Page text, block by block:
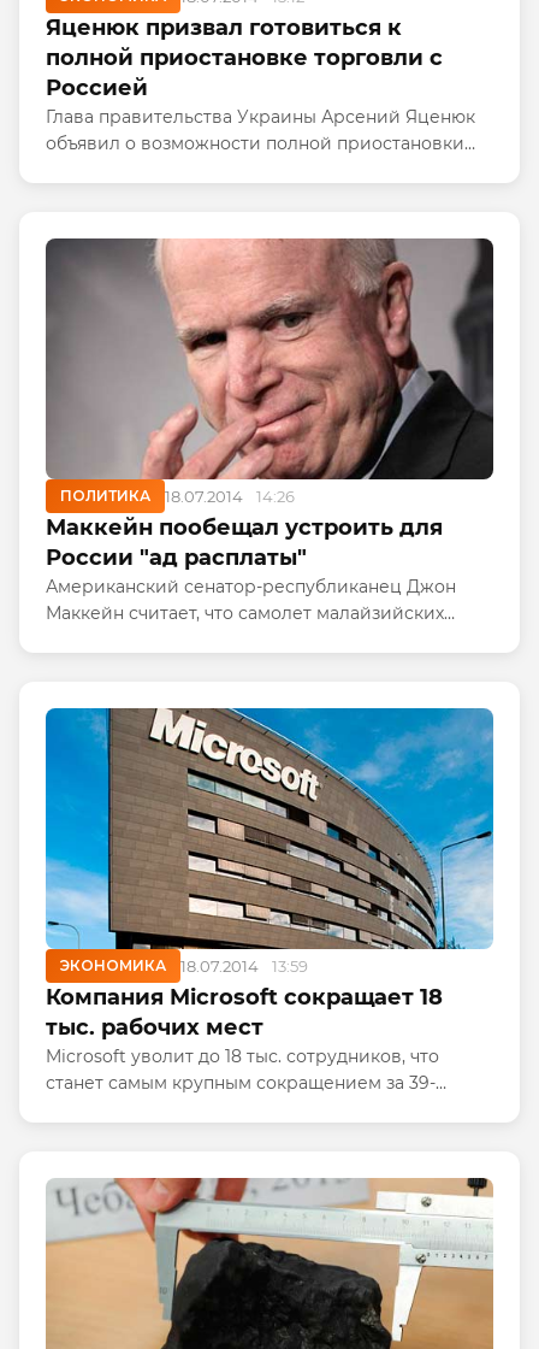
Яценюк призвал готовиться к
полной приостановке торговли с
Россией
Глава правительства Украины Арсений Яценюк
объявил о возможности полной приостановки
ПОЛИТИКА 18.07.2014 14:26
Маккейн пообещал устроить для
России "ад расплаты"
Американский сенатор-республиканец Джон
Маккейн считает, что самолет малайзийских
ЭКОНОМИКА 18.07.2014 13:59
Компания Microsoft сокращает 18
тыс. рабочих мест
Microsoft уволит до 18 тыс. сотрудников, что
станет самым крупным сокращением за 39-